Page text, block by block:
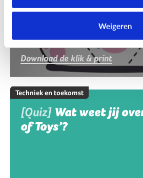
Weigeren
Download de klik & print
Techniek en toekomst
[Quiz] Wat weet jij
of Toys’?